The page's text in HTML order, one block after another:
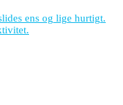
ens og lige hurtigt.